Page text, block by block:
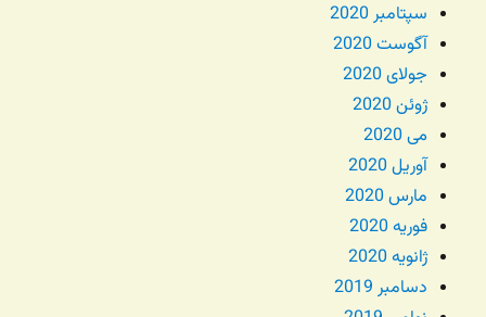
سپتامبر 2020
آگوست 2020
جولای 2020
ژوئن 2020
می 2020
آوریل 2020
مارس 2020
فوریه 2020
ژانویه 2020
دسامبر 2019